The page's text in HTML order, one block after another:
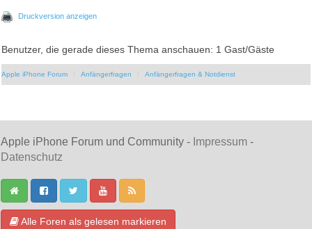
Druckversion anzeigen
Benutzer, die gerade dieses Thema anschauen: 1 Gast/Gäste
Apple iPhone Forum Anfängerfragen Anfängerfragen & Notdienst
Apple iPhone Forum und Community - Impressum -
Datenschutz
Alle Foren als gelesen markieren